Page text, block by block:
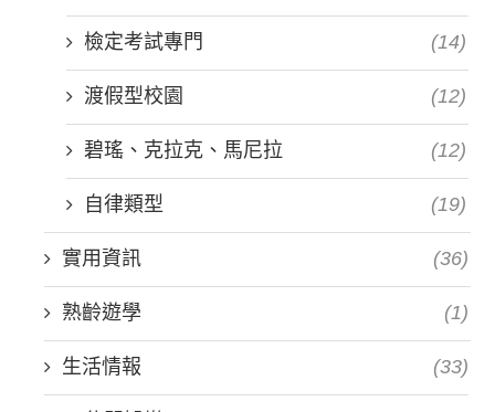
檢定考試專門 (14)
渡假型校園 (12)
碧瑤、克拉克、馬尼拉 (12)
自律類型 (19)
實用資訊 (36)
熟齡遊學 (1)
生活情報 (33)